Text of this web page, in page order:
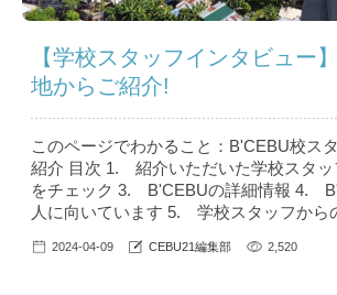
【学校スタッフインタビュー
地からご紹介!
このページでわかること：B'CEBU校ス
紹介 目次 1. 紹介いただいた学校スタ
をチェック 3. B'CEBUの詳細情報 4.
人に向いています 5. 学校スタッフから
2024-04-09 CEBU21編集部 2,520